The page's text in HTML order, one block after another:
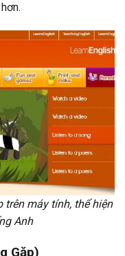
máy tính, thể hiện
Anh
Gặp)